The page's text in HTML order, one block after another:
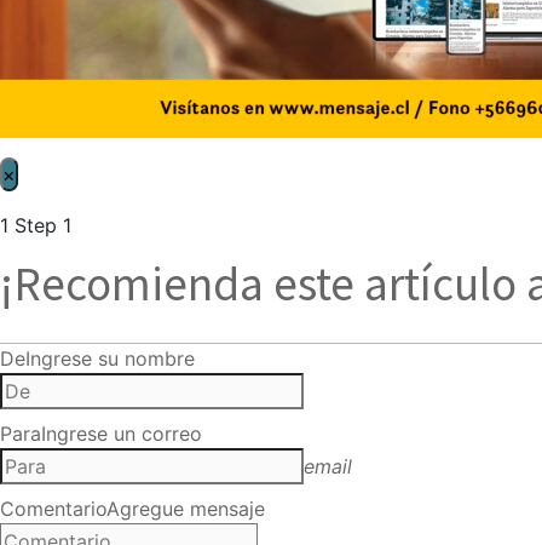
×
1 Step 1
¡Recomienda este artículo
DeIngrese su nombre
ParaIngrese un correo
email
ComentarioAgregue mensaje